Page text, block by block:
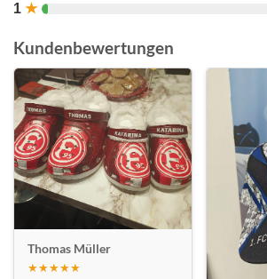
1 ★
Kundenbewertungen
Thomas Müller
★★★★★